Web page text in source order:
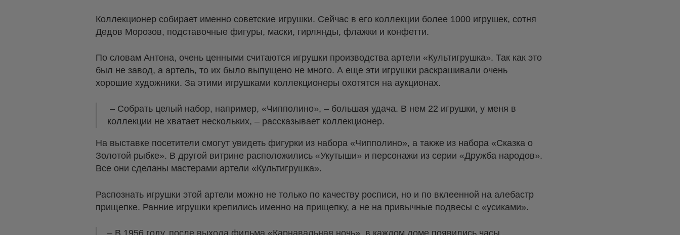
Коллекционер собирает именно советские игрушки. Сейчас в его коллекции более 1000 игрушек, сотня
Дедов Морозов, подставочные фигуры, маски, гирлянды, флажки и конфетти.
По словам Антона, очень ценными считаются игрушки производства артели «Культигрушка». Так как это
был не завод, а артель, то их было выпущено не много. А еще эти игрушки раскрашивали очень
хорошие художники. За этими игрушками коллекционеры охотятся на аукционах.
– Собрать целый набор, например, «Чипполино», – большая удача. В нем 22 игрушки, у меня в
коллекции не хватает нескольких, – рассказывает коллекционер.
На выставке посетители смогут увидеть фигурки из набора «Чипполино», а также из набора «Сказка о
Золотой рыбке». В другой витрине расположились «Укутыши» и персонажи из серии «Дружба народов».
Все они сделаны мастерами артели «Культигрушка».
Распознать игрушки этой артели можно не только по качеству росписи, но и по вклеенной на алебастр
прищепке. Ранние игрушки крепились именно на прищепку, а не на привычные подвесы с «усиками».
– В 1956 году, после выхода фильма «Карнавальная ночь», в каждом доме появились часы,